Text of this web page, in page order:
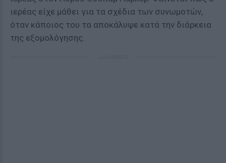
ιερέας είχε μάθει για τα σχέδια των συνωμοτών,
όταν κάποιος του τα αποκάλυψε κατά την διάρκεια
της εξομολόγησης.